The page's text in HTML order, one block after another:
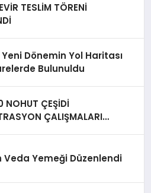
TESLİM TÖRENİ
Dönemin Yol Haritası
Bulunuldu
NOHUT ÇEŞİDİ
ÇALIŞMALARI
Veda Yemeği Düzenlendi